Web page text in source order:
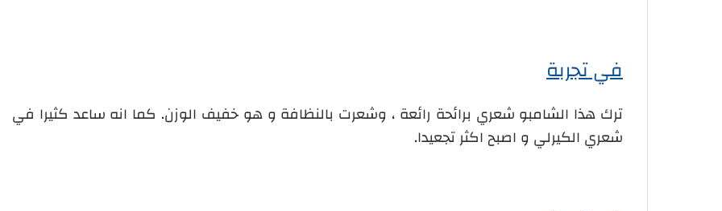
في تجربة
ترك هذا الشامبو شعري برائحة رائعة ، وشعرت بالنظافة و هو خفيف الوزن. كما انه ساعد كثيرا في
شعري الكيرلي و اصبح اكثر تجعيدا.